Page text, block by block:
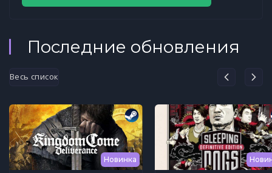
Последние обновления
Весь список
Новинка